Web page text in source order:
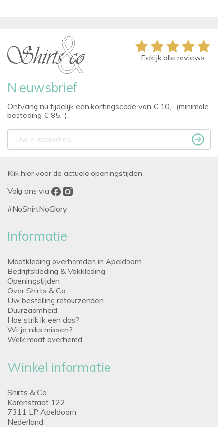
Nieuwsbrief
Ontvang nu tijdelijk een kortingscode van € 10,- (minimale
besteding € 85,-).
Bekijk alle reviews
Klik hier voor de actuele openingstijden
Volg ons via
#NoShirtNoGlory
Informatie
Maatkleding overhemden in Apeldoorn
Bedrijfskleding & Vakkleding
Openingstijden
Over Shirts & Co
Uw bestelling retourzenden
Duurzaamheid
Hoe strik ik een das?
Wil je niks missen?
Welk maat overhemd
Winkel informatie
Shirts & Co
Korenstraat 122
7311 LP Apeldoorn
Nederland